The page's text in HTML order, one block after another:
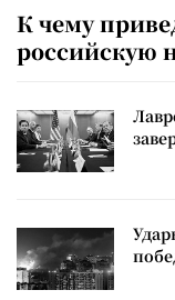
К чему
российскую